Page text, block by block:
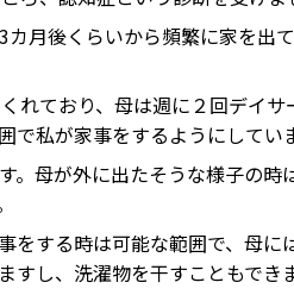
月後くらいから頻繁に家を出
ており、母は週に２回デイ
で私が家事をするようにしてい
母が外に出たそうな様子の
する時は可能な範囲で、母
すし、洗濯物を干すこともでき